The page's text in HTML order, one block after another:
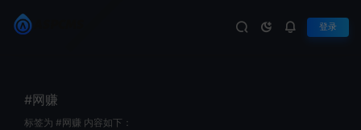
登录
#网赚
标签为 #网赚 内容如下：